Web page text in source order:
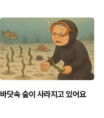
바닷속 숲이 사라지고 있어요